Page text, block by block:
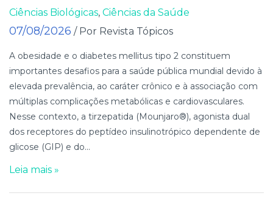
Ciências Biológicas, Ciências da Saúde
07/08/2026 / Por Revista Tópicos
A obesidade e o diabetes mellitus tipo 2 constituem
importantes desafios para a saúde pública mundial devido à
elevada prevalência, ao caráter crônico e à associação com
múltiplas complicações metabólicas e cardiovasculares.
Nesse contexto, a tirzepatida (Mounjaro®), agonista dual
dos receptores do peptídeo insulinotrópico dependente de
glicose (GIP) e do...
Leia mais »